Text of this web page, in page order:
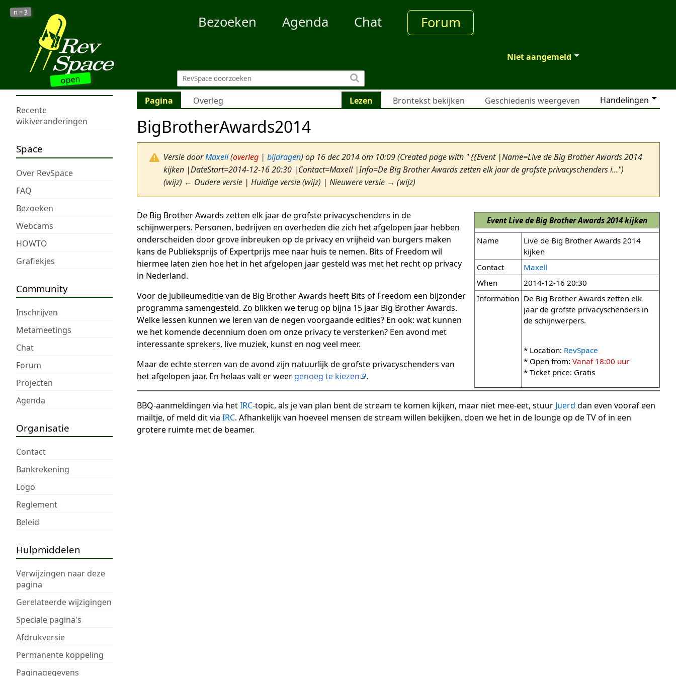
open
n =3
Bezoeken Agenda Chat Forum
Niet aangemeld
Recente
wikiveranderingen
Space
Over RevSpace
FAQ
Bezoeken
Webcams
HOWTO
Grafiekjes
Community
Inschrijven
Metameetings
Chat
Forum
Projecten
Agenda
Organisatie
Contact
Bankrekening
Logo
Reglement
Beleid
Hulpmiddelen
Verwijzingen naar deze
pagina
Gerelateerde wijzigingen
Speciale pagina's
Afdrukversie
Permanente koppeling
Paginagegevens
Pagina Overleg Handelingen
Lezen Brontekst bekijken Geschiedenis weergeven
BigBrotherAwards2014
Versie doorMaxell(overleg | bijdragen) op 16 dec 2014 om 10:09(Created page with " {{Event |Name=Live de Big Brother Awards 2014
kijken |DateStart=2014-12-16 20:30 |Contact=Maxell |Info=De Big Brother Awards zetten elk jaar de grofste privacyschenders i...")
(wijz) ← Oudere versie | Huidige versie (wijz) | Nieuwere versie → (wijz)
EventLive de Big Brother Awards 2014 kijken
Name
Live de Big Brother Awards 2014
kijken
Contact
Maxell
When
2014-12-16 20:30
Information De Big Brother Awards zetten elk
jaar de grofste privacyschenders in
de schijnwerpers.
* Location: RevSpace
* Open from: Vanaf 18:00 uur
* Ticket price: Gratis
De Big Brother Awards zetten elk jaar de grofste privacyschenders in de
schijnwerpers. Personen, bedrijven en overheden die zich het afgelopen jaar hebben
onderscheiden door grove inbreuken op de privacy en vrijheid van burgers maken
kans de Publieksprijs of Expertprijs mee naar huis te nemen. Bits of Freedom wil
hiermee laten zien hoe het in het afgelopen jaar gesteld was met het recht op privacy
in Nederland.
Voor de jubileumeditie van de Big Brother Awards heeft Bits of Freedom een bijzonder
programma samengesteld. Zo blikken we terug op bijna 15 jaar Big Brother Awards.
Welke lessen kunnen we leren van de negen voorgaande edities? En ook: wat kunnen
we het komende decennium doen om onze privacy te versterken? Een avond met
interessante sprekers, live muziek, kunst en nog veel meer.
Maar de echte sterren van de avond zijn natuurlijk de grofste privacyschenders van
het afgelopen jaar. En helaas valt er weer genoeg te kiezen .
BBQ-aanmeldingen via hetIRC-topic, als je van plan bent de stream te komen kijken, maar niet mee-eet, stuur Juerd dan even vooraf een
mailtje, of meld dit via IRC. Afhankelijk van hoeveel mensen de stream willen bekijken, doen we het in de lounge op de TV of in een
grotere ruimte met de beamer.